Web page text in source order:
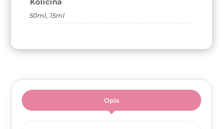
50ml, 15ml
Opis